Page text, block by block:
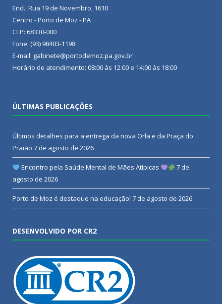
End.: Rua 19 de Novembro, 1610
Centro - Porto de Moz - PA
CEP: 68330-000
Fone: (93) 98403-1198
E-mail: gabinete@portodemoz.pa.gov.br
Horário de atendimento: 08:00 às 12:00 e 14:00 às 18:00
ÚLTIMAS PUBLICAÇÕES
Últimos detalhes para a entrega da nova Orla e da Praça do
Praião 7 de agosto de 2026
Encontro pela Saúde Mental de Mães Atípicas
7 de
agosto de 2026
Porto de Moz é destaque na educação! 7 de agosto de 2026
DESENVOLVIDO POR CR2